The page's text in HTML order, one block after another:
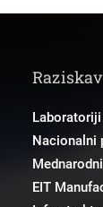
Laboratoriji
Nacionalni
EIT